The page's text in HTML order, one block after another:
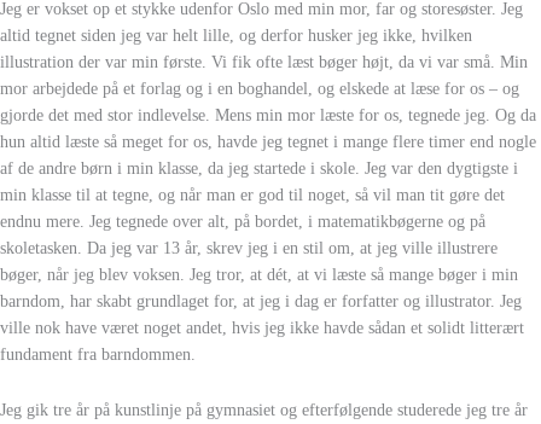
Jeg er vokset op et stykke udenfor Oslo med min mor, far og storesøster. Jeg
altid tegnet siden jeg var helt lille, og derfor husker jeg ikke, hvilken
illustration der var min første. Vi fik ofte læst bøger højt, da vi var små. Min
mor arbejdede på et forlag og i en boghandel, og elskede at læse for os – og
gjorde det med stor indlevelse. Mens min mor læste for os, tegnede jeg. Og da
hun altid læste så meget for os, havde jeg tegnet i mange flere timer end nogle
af de andre børn i min klasse, da jeg startede i skole. Jeg var den dygtigste i
min klasse til at tegne, og når man er god til noget, så vil man tit gøre det
endnu mere. Jeg tegnede over alt, på bordet, i matematikbøgerne og på
skoletasken. Da jeg var 13 år, skrev jeg i en stil om, at jeg ville illustrere
bøger, når jeg blev voksen. Jeg tror, at dét, at vi læste så mange bøger i min
barndom, har skabt grundlaget for, at jeg i dag er forfatter og illustrator. Jeg
ville nok have været noget andet, hvis jeg ikke havde sådan et solidt litterært
fundament fra barndommen.
Jeg gik tre år på kunstlinje på gymnasiet og efterfølgende studerede jeg tre år